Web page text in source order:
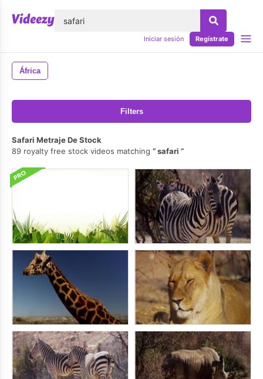
Iniciar sesión Regístrate
África
Filters
Safari Metraje De Stock
89 royalty free stock videos matching
safari